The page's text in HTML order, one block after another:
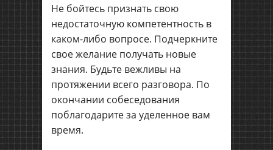
Не бойтесь признать свою
недостаточную компетентность в
каком-либо вопросе. Подчеркните
свое желание получать новые
знания. Будьте вежливы на
протяжении всего разговора. По
окончании собеседования
поблагодарите за уделенное вам
время.